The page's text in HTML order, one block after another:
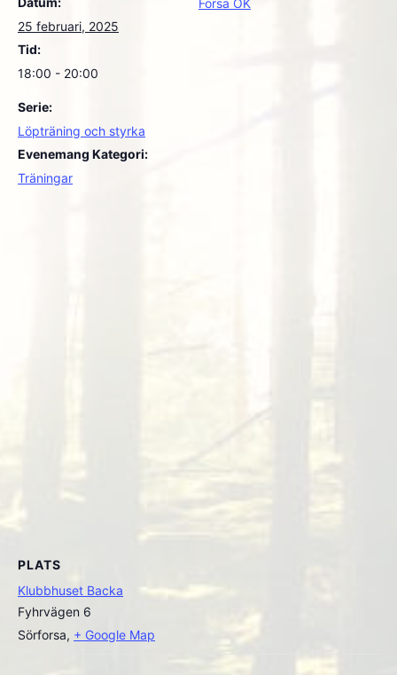
25 februari, 2025
Tid:
18:00 - 20:00
Serie:
Löpträning och styrka
Evenemang Kategori:
Träningar
Forsa OK
PLATS
Klubbhuset Backa
Fyhrvägen 6
Sörforsa, + Google Map